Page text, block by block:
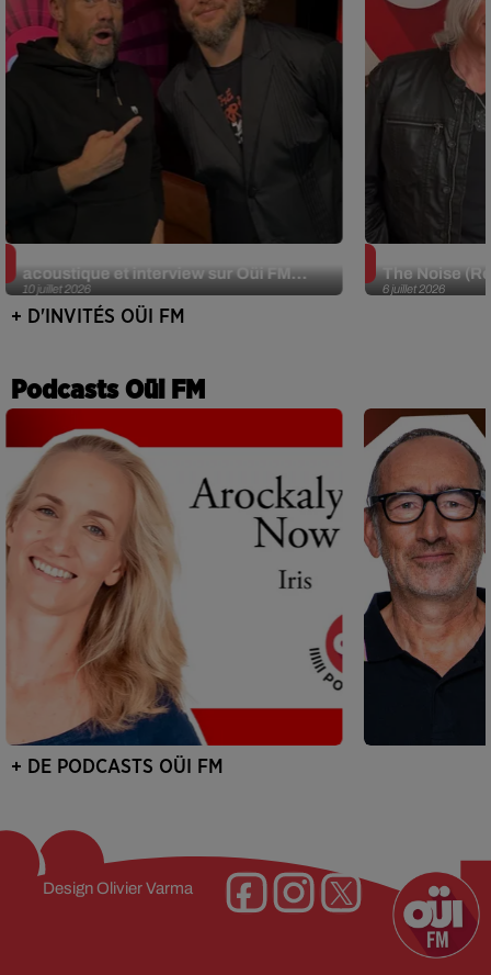
10 juillet 2026
acoustique et interview sur Oüi FM...
6 juillet 2026
The Noise
+ D'INVITÉS OÜI FM
Podcasts Oüi FM
+ DE PODCASTS OÜI FM
Design Olivier Varma